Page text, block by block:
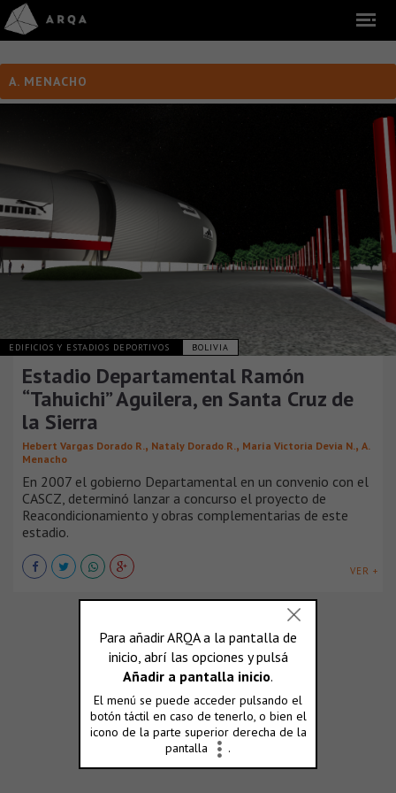
A. MENACHO
EDIFICIOS Y ESTADIOS DEPORTIVOS BOLIVIA
Estadio Departamental Ramón
“Tahuichi” Aguilera, en Santa Cruz de
la Sierra
Hebert Vargas Dorado R. , Nataly Dorado R. , María Victoria Devia N. , A.
Menacho
En 2007 el gobierno Departamental en un convenio con el
CASCZ, determinó lanzar a concurso el proyecto de
Reacondicionamiento y obras complementarias de este
estadio.
VER +